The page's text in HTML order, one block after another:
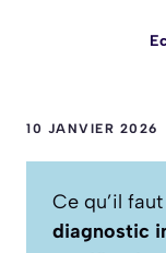
10 JANVIER 2026
Ce qu’il
diagnostic